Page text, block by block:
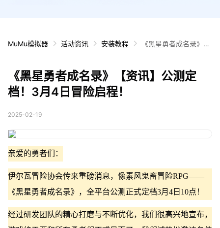
MuMu模拟器 活动资讯 安装教程
《黑星勇者成名录》
《黑星勇者成名录》【资讯】公测定
档！3月4日冒险启程！
2025-02-19
亲爱的勇者们：
伊尔瓦冒险协会传来重磅消息，像素风鬼畜冒险RPG——
《黑星勇者成名录》，全平台公测正式定档3月4日10点！
经过研发团队的精心打磨与不断优化，我们很高兴地宣布，